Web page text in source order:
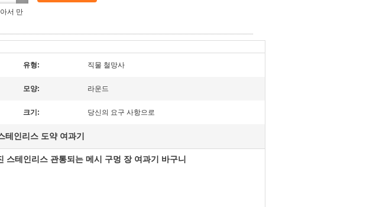
서 만
유형: 직물 철망사
모양: 라운드
크기: 당신의 요구 사항으로
테인리스 도약 여과기
스테인리스 관통되는 메시 구멍 장 여과기 바구니